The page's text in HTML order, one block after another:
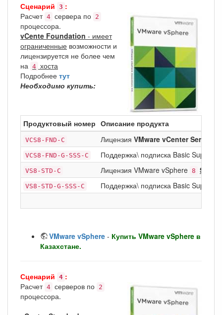
Сценарий 3 :
Расчет 4 сервера по 2
процессора.
vCente Foundation - имеет
ограниченные возможности и
лицензируется не более чем
на 4 хоста
Подробнее тут
Необходимо купить:
Продуктовый номер Описание продукта
VCS8-FND-C Лицензия VMware vCenter Server
VCS8-FND-G-SSS-C Поддержка\ подписка Basic
VS8-STD-C Лицензия VMware vSphere 8
VS8-STD-G-SSS-C Поддержка\ подписка Basic
VMware vSphere - Купить VMware vSphere в
Казахстане.
Сценарий 4 :
Расчет 4 серверов по 2
процессора.